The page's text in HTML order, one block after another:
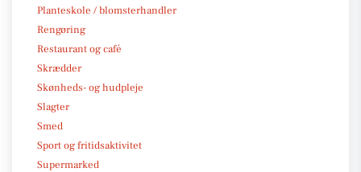
Planteskole / blomsterhandler
Rengøring
Restaurant og café
Skrædder
Skønheds- og hudpleje
Slagter
Smed
Sport og fritidsaktivitet
Supermarked